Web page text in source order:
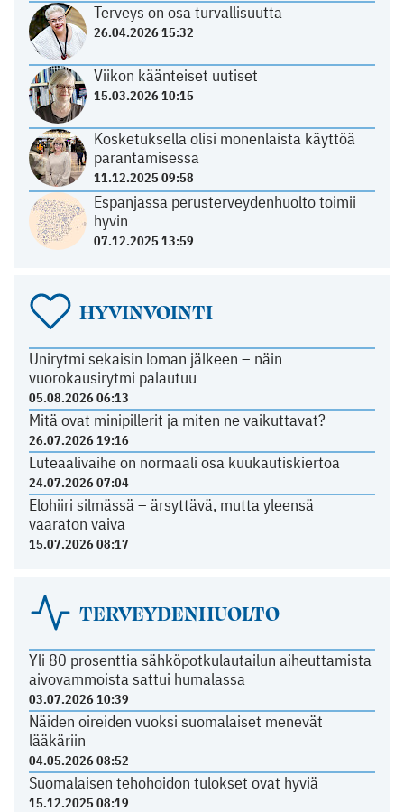
Terveys on osa turvallisuutta
26.04.2026 15:32
Viikon käänteiset uutiset
15.03.2026 10:15
Kosketuksella olisi monenlaista käyttöä
parantamisessa
11.12.2025 09:58
Espanjassa perusterveydenhuolto toimii
hyvin
07.12.2025 13:59
HYVINVOINTI
Unirytmi sekaisin loman jälkeen – näin
vuorokausirytmi palautuu
05.08.2026 06:13
Mitä ovat minipillerit ja miten ne vaikuttavat?
26.07.2026 19:16
Luteaalivaihe on normaali osa kuukautiskiertoa
24.07.2026 07:04
Elohiiri silmässä – ärsyttävä, mutta yleensä
vaaraton vaiva
15.07.2026 08:17
TERVEYDENHUOLTO
Yli 80 prosenttia sähköpotkulautailun aiheuttamista
aivovammoista sattui humalassa
03.07.2026 10:39
Näiden oireiden vuoksi suomalaiset menevät
lääkäriin
04.05.2026 08:52
Suomalaisen tehohoidon tulokset ovat hyviä
15.12.2025 08:19